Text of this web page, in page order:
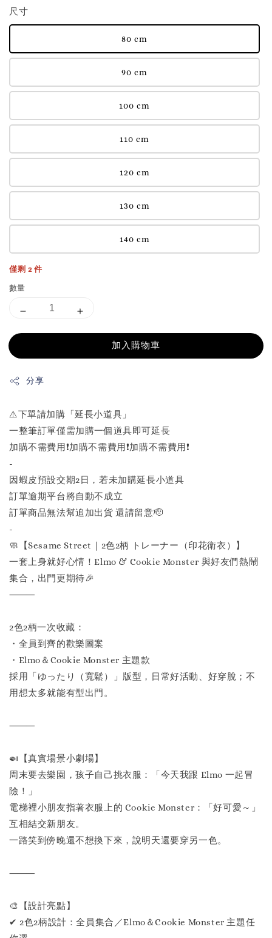
尺寸
80 cm
90 cm
100 cm
110 cm
120 cm
130 cm
140 cm
僅剩 2 件
數量
加入購物車
分享
⚠️下單請加購「延長小道具」
一整筆訂單僅需加購一個道具即可延長
加購不需費用❗️加購不需費用❗️加購不需費用❗️
-
因蝦皮預設交期2日，若未加購延長小道具
訂單逾期平台將自動不成立
訂單商品無法幫追加出貨 還請留意🫡
-
🧼【Sesame Street｜2色2柄 トレーナー（印花衛衣）】
一套上身就好心情！Elmo & Cookie Monster 與好友們熱鬧
集合，出門更期待🎉
⸻
2色2柄一次收藏：
・全員到齊的歡樂圖案
・Elmo＆Cookie Monster 主題款
採用「ゆったり（寬鬆）」版型，日常好活動、好穿脫；不
用想太多就能有型出門。
⸻
🍛【真實場景小劇場】
周末要去樂園，孩子自己挑衣服：「今天我跟 Elmo 一起冒
險！」
電梯裡小朋友指著衣服上的 Cookie Monster：「好可愛～」
互相結交新朋友。
一路笑到傍晚還不想換下來，說明天還要穿另一色。
⸻
🎨【設計亮點】
✔ 2色2柄設計：全員集合／Elmo＆Cookie Monster 主題任